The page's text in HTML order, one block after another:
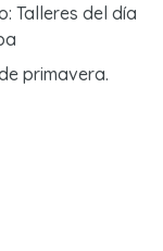
Talleres del día
primavera.